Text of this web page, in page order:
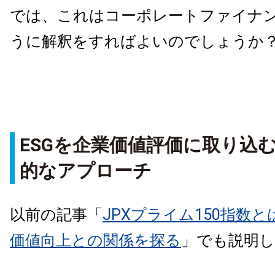
では、これはコーポレートファイナ
うに解釈をすればよいのでしょうか
ESGを企業価値評価に取り込
的なアプローチ
以前の記事「 JPXプライム150指数と
価値向上との関係を探る 」でも説明